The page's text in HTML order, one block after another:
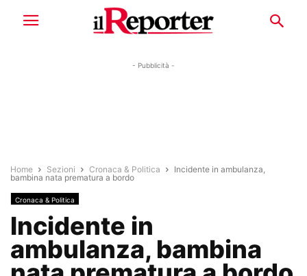
- Pubblicità -
Home Sezioni Cronaca & Politica
Incidente in ambulanza,
bambina nata prematura a bordo
Cronaca & Politica
Incidente in
ambulanza, bambina